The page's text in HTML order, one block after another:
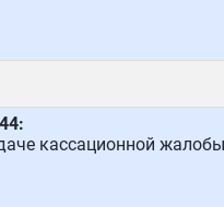
кассационной